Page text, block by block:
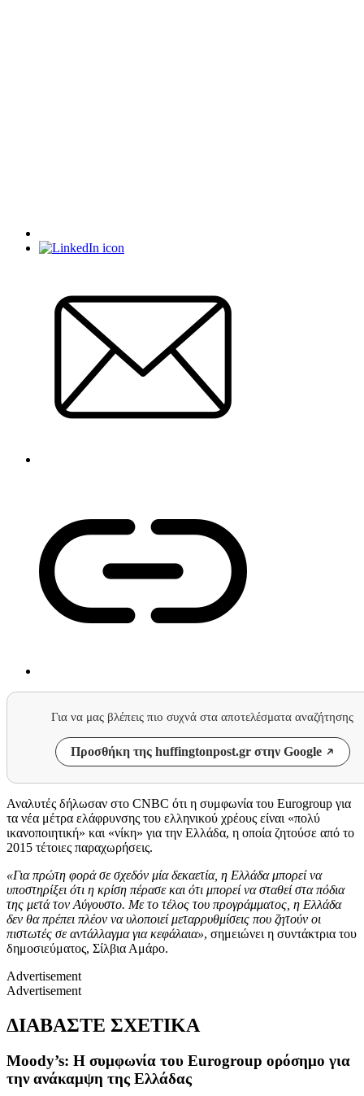
Για να μας βλέπεις πιο συχνά στα αποτελέσματα αναζήτησης
Προσθήκη της huffingtonpost.gr στην Google
Αναλυτές δήλωσαν στο CNBC ότι η συμφωνία του Eurogroup για
τα νέα μέτρα ελάφρυνσης του ελληνικού χρέους είναι «πολύ
ικανοποιητική» και «νίκη» για την Ελλάδα, η οποία ζητούσε από το
2015 τέτοιες παραχωρήσεις.
«Για πρώτη φορά σε σχεδόν μία δεκαετία, η Ελλάδα μπορεί να
υποστηρίξει ότι η κρίση πέρασε και ότι μπορεί να σταθεί στα πόδια
της μετά τον Αύγουστο. Με το τέλος του προγράμματος, η Ελλάδα
δεν θα πρέπει πλέον να υλοποιεί μεταρρυθμίσεις που ζητούν οι
πιστωτές σε αντάλλαγμα για κεφάλαια», σημειώνει η συντάκτρια του
δημοσιεύματος, Σίλβια Αμάρο.
Advertisement
Advertisement
ΔΙΑΒΑΣΤΕ ΣΧΕΤΙΚΑ
Moody’s: Η συμφωνία του Eurogroup ορόσημο για
την ανάκαμψη της Ελλάδας